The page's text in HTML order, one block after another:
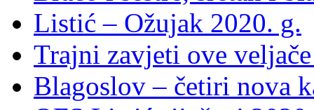
Listić – Ožujak 2020. g.
Trajni zavjeti ove
Blagoslov – četiri nova